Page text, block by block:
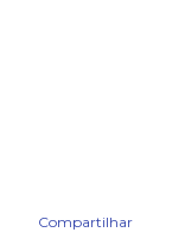
Compartilhar